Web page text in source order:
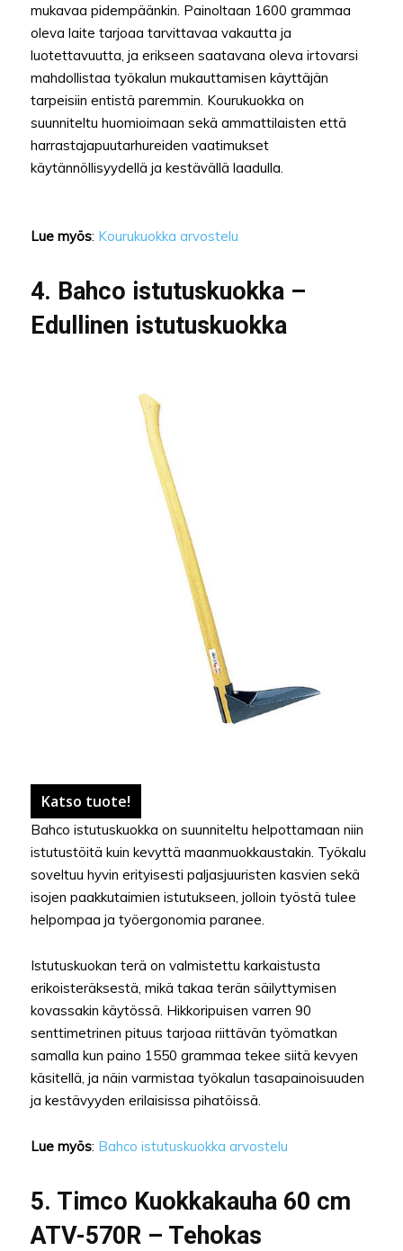
mukavaa pidempäänkin. Painoltaan 1600 grammaa
oleva laite tarjoaa tarvittavaa vakautta ja
luotettavuutta, ja erikseen saatavana oleva irtovarsi
mahdollistaa työkalun mukauttamisen käyttäjän
tarpeisiin entistä paremmin. Kourukuokka on
suunniteltu huomioimaan sekä ammattilaisten että
harrastajapuutarhureiden vaatimukset
käytännöllisyydellä ja kestävällä laadulla.
Lue myös: Kourukuokka arvostelu
4. Bahco istutuskuokka –
Edullinen istutuskuokka
Katso tuote!
Bahco istutuskuokka on suunniteltu helpottamaan niin
istutustöitä kuin kevyttä maanmuokkaustakin. Työkalu
soveltuu hyvin erityisesti paljasjuuristen kasvien sekä
isojen paakkutaimien istutukseen, jolloin työstä tulee
helpompaa ja työergonomia paranee.
Istutuskuokan terä on valmistettu karkaistusta
erikoisteräksestä, mikä takaa terän säilyttymisen
kovassakin käytössä. Hikkoripuisen varren 90
senttimetrinen pituus tarjoaa riittävän työmatkan
samalla kun paino 1550 grammaa tekee siitä kevyen
käsitellä, ja näin varmistaa työkalun tasapainoisuuden
ja kestävyyden erilaisissa pihatöissä.
Lue myös: Bahco istutuskuokka arvostelu
5. Timco Kuokkakauha 60 cm
ATV-570R – Tehokas